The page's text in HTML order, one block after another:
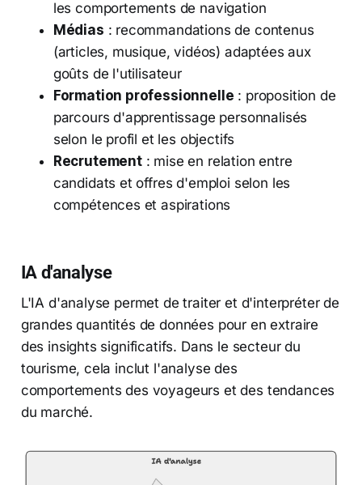
les comportements de navigation
Médias : recommandations de contenus
(articles, musique, vidéos) adaptées aux
goûts de l'utilisateur
Formation professionnelle : proposition de
parcours d'apprentissage personnalisés
selon le profil et les objectifs
Recrutement: mise en relation entre
candidats et offres d'emploi selon les
compétences et aspirations
IA d'analyse
L'IA d'analyse permet de traiter et d'interpréter de
grandes quantités de données pour en extraire
des insights significatifs. Dans le secteur du
tourisme, cela inclut l'analyse des
comportements des voyageurs et des tendances
du marché.